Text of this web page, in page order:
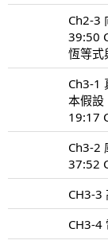
Ch2-3
39:50
恆等式
Ch3-1
本假設
19:17
Ch3-2
37:52
CH3-3
CH3-4